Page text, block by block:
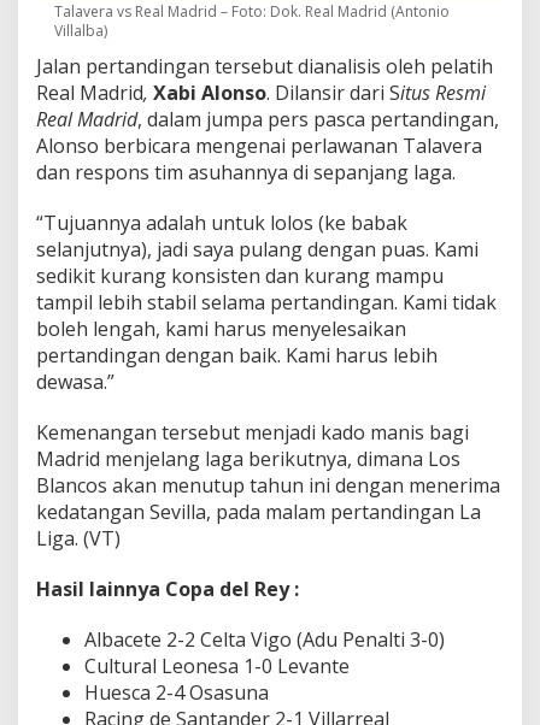
Talavera vs Real Madrid – Foto: Dok. Real Madrid (Antonio
Villalba)
Jalan pertandingan tersebut dianalisis oleh pelatih
Real Madrid, Xabi Alonso. Dilansir dari Situs Resmi
Real Madrid, dalam jumpa pers pasca pertandingan,
Alonso berbicara mengenai perlawanan Talavera
dan respons tim asuhannya di sepanjang laga.
“Tujuannya adalah untuk lolos (ke babak
selanjutnya), jadi saya pulang dengan puas. Kami
sedikit kurang konsisten dan kurang mampu
tampil lebih stabil selama pertandingan. Kami tidak
boleh lengah, kami harus menyelesaikan
pertandingan dengan baik. Kami harus lebih
dewasa.”
Kemenangan tersebut menjadi kado manis bagi
Madrid menjelang laga berikutnya, dimana Los
Blancos akan menutup tahun ini dengan menerima
kedatangan Sevilla, pada malam pertandingan La
Liga. (VT)
Hasil lainnya Copa del Rey :
Albacete 2-2 Celta Vigo (Adu Penalti 3-0)
Cultural Leonesa 1-0 Levante
Huesca 2-4 Osasuna
Racing de Santander 2-1 Villarreal